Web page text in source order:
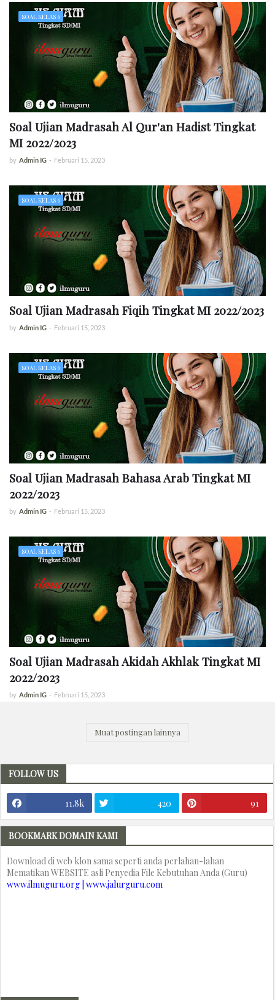
SOAL KELAS 6
Soal Ujian Madrasah Al Qur'an Hadist Tingkat
MI 2022/2023
by Admin IG - Februari 15, 2023
SOAL KELAS 6
Soal Ujian Madrasah Fiqih Tingkat MI 2022/2023
by Admin IG - Februari 15, 2023
SOAL KELAS 6
Soal Ujian Madrasah Bahasa Arab Tingkat MI
2022/2023
by Admin IG - Februari 15, 2023
SOAL KELAS 6
Soal Ujian Madrasah Akidah Akhlak Tingkat MI
2022/2023
by Admin IG - Februari 15, 2023
Muat postingan lainnya
FOLLOW US
11.8k 420 91
BOOKMARK DOMAIN KAMI
Download di web klon sama seperti anda perlahan-lahan
Mematikan WEBSITE asli Penyedia File Kebutuhan Anda (Guru)
www.ilmuguru.org | www.jalurguru.com